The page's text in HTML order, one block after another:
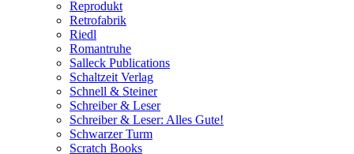
Reprodukt
Retrofabrik
Riedl
Romantruhe
Salleck Publications
Schaltzeit Verlag
Schnell & Steiner
Schreiber & Leser
Schreiber & Leser: Alles Gute!
Schwarzer Turm
Scratch Books